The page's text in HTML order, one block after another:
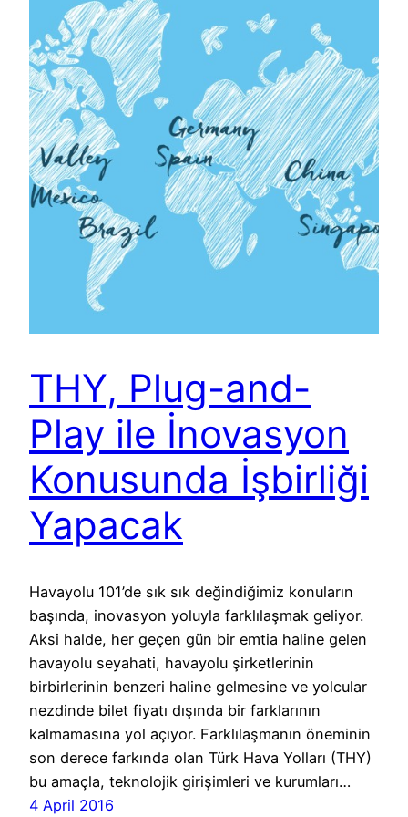
THY, Plug-and-
Play ile İnovasyon
Konusunda İşbirliği
Yapacak
Havayolu 101’de sık sık değindiğimiz konuların
başında, inovasyon yoluyla farklılaşmak geliyor.
Aksi halde, her geçen gün bir emtia haline gelen
havayolu seyahati, havayolu şirketlerinin
birbirlerinin benzeri haline gelmesine ve yolcular
nezdinde bilet fiyatı dışında bir farklarının
kalmamasına yol açıyor. Farklılaşmanın öneminin
son derece farkında olan Türk Hava Yolları (THY)
bu amaçla, teknolojik girişimleri ve kurumları…
4 April 2016